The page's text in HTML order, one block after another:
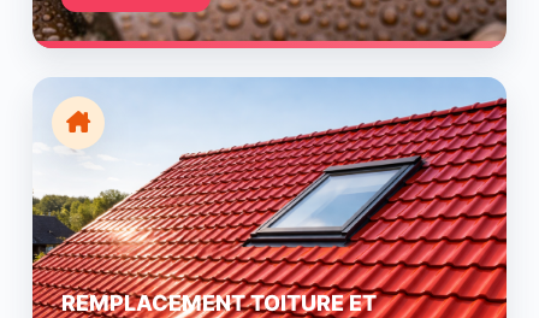
REMPLACEMENT TOITURE ET